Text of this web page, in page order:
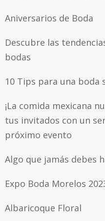
Aniversarios de Boda
Descubre las
bodas
10 Tips para una boda
¡La comida mexicana
tus invitados con un
próximo evento
Algo que jamás debes
Expo Boda Morelos
Albaricoque Floral